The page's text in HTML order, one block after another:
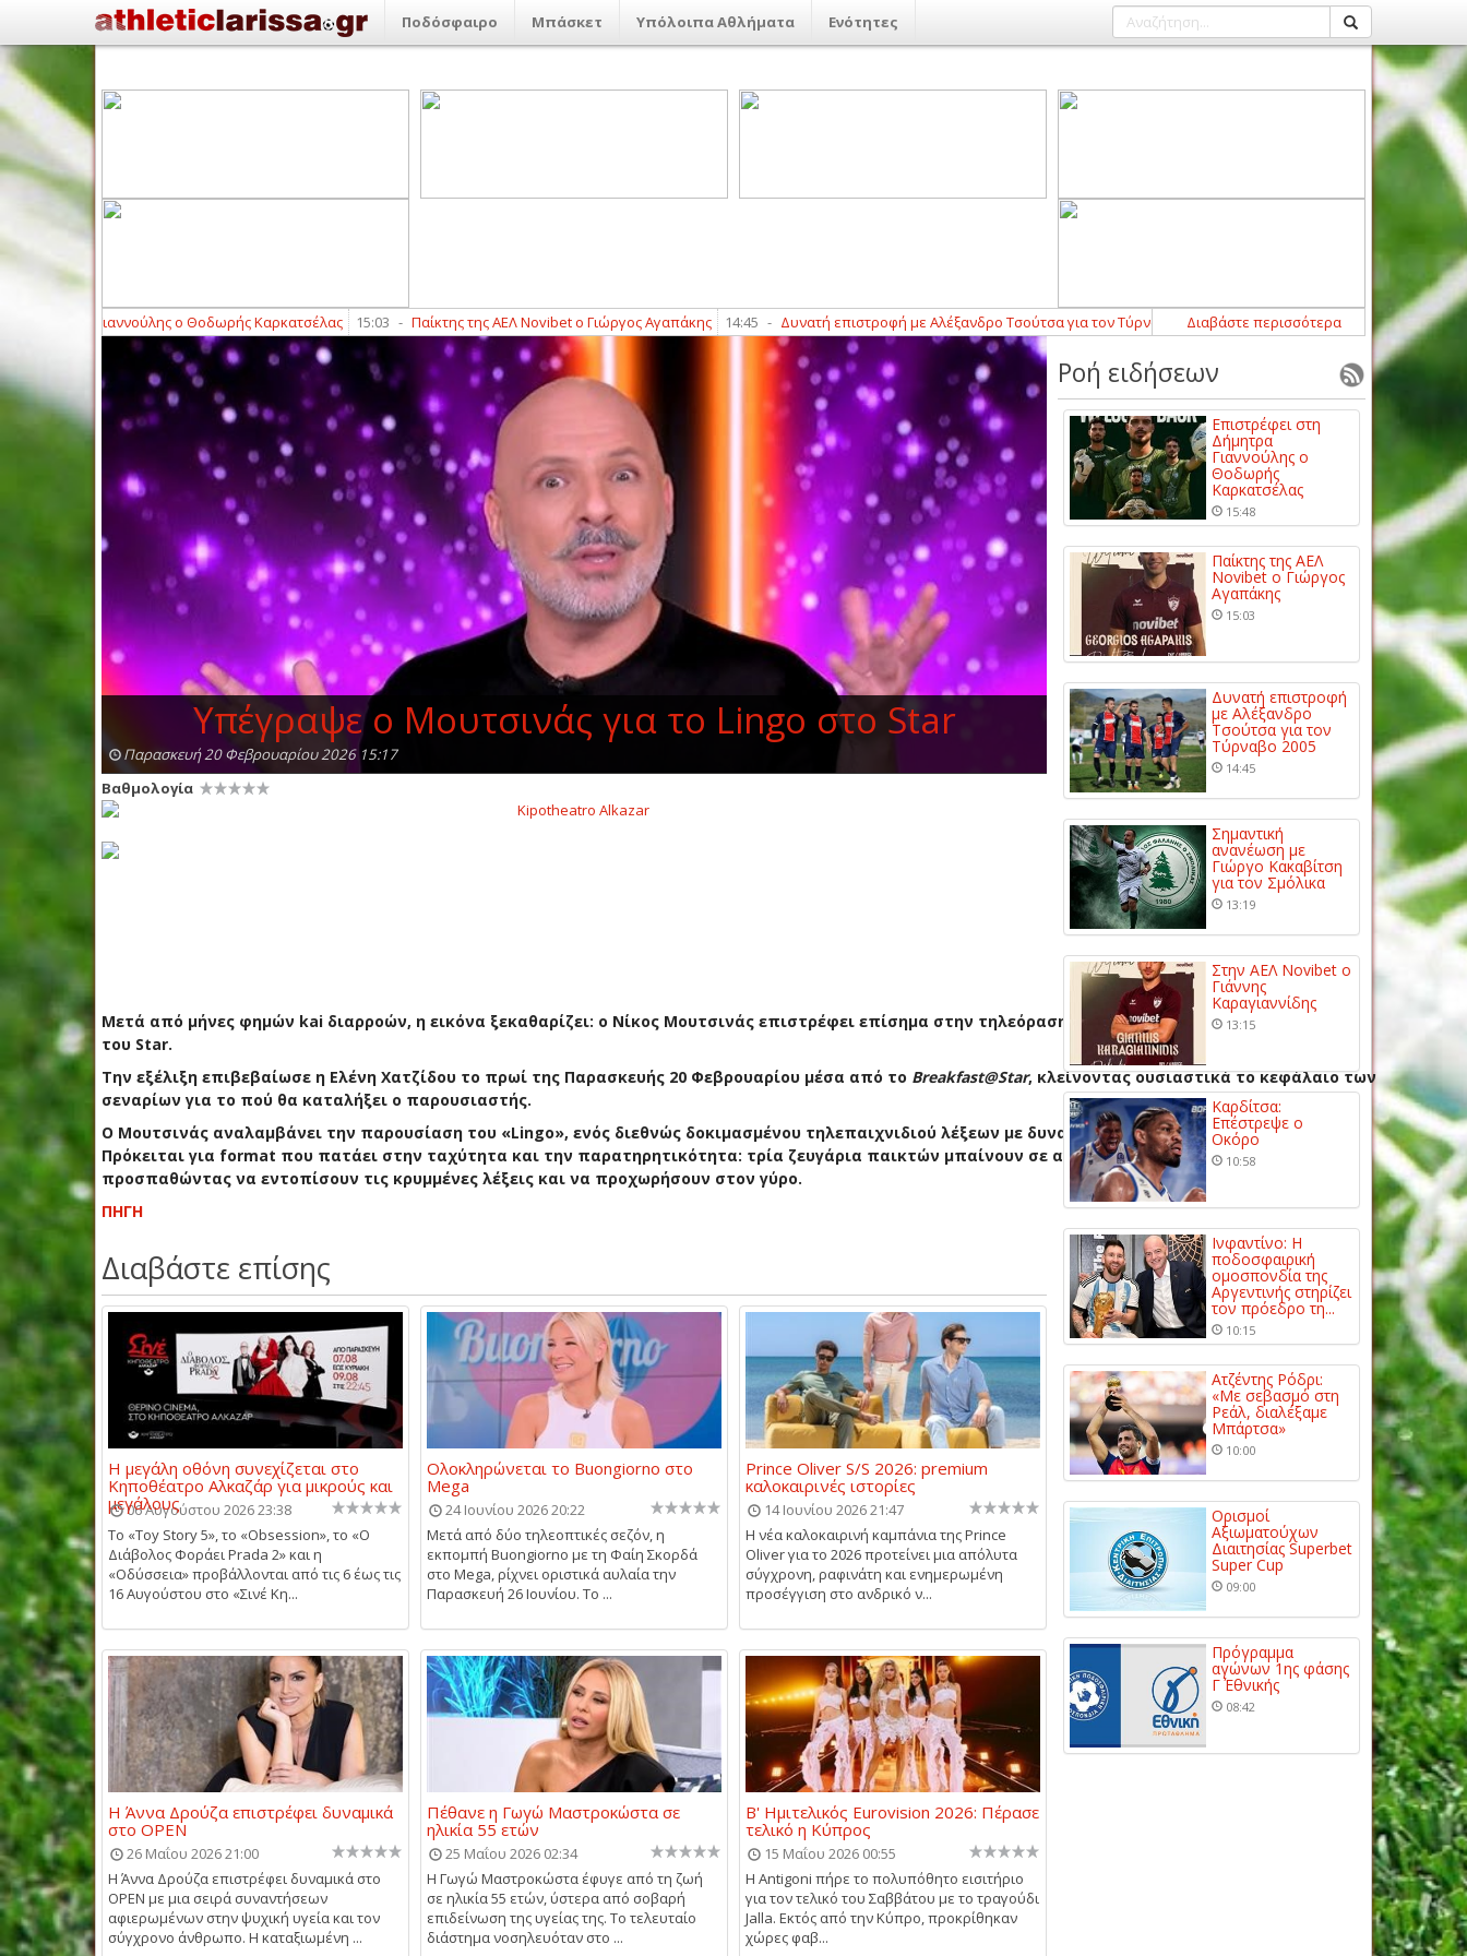
Ποδόσφαιρο Μπάσκετ Υπόλοιπα Αθλήματα Ενότητες
Γιαννούλης ο Θοδωρής Καρκατσέλας 15:03 - Παίκτης της ΑΕΛ Novibet ο Γιώργος Αγαπάκης 14:45 - Δυνατή επιστροφή με Αλέξανδρο Τσούτσα για τον Τύρναβο 2005 13:19 - Σημαντική ανανέωση με Γιώργο
Διαβάστε περισσότερα
Υπέγραψε ο Μουτσινάς για το Lingo στο Star
Παρασκευή 20 Φεβρουαρίου 2026 15:17
Βαθμολογία
Μετά από μήνες φημών kai διαρροών, η εικόνα ξεκαθαρίζει: ο Νίκος Μουτσινάς επιστρέφει επίσημα στην τηλεόραση, αυτή τη φορά από τη συχνότητα
του Star.
Την εξέλιξη επιβεβαίωσε η Ελένη Χατζίδου το πρωί της Παρασκευής 20 Φεβρουαρίου μέσα από το Breakfast@Star, κλείνοντας ουσιαστικά το κεφάλαιο των
σεναρίων για το πού θα καταλήξει ο παρουσιαστής.
Ο Μουτσινάς αναλαμβάνει την παρουσίαση του «Lingo», ενός διεθνώς δοκιμασμένου τηλεπαιχνιδιού λέξεων με δυνατή πορεία σε πολλές χώρες.
Πρόκειται για format που πατάει στην ταχύτητα και την παρατηρητικότητα: τρία ζευγάρια παικτών μπαίνουν σε αγώνα δρόμου απέναντι στον χρόνο,
προσπαθώντας να εντοπίσουν τις κρυμμένες λέξεις και να προχωρήσουν στον γύρο.
ΠΗΓΗ
Διαβάστε επίσης
Η μεγάλη οθόνη συνεχίζεται στο
Κηποθέατρο Αλκαζάρ για μικρούς και
μεγάλους
06 Αυγούστου 2026 23:38
Το «Toy Story 5», το «Obsession», το «Ο
Διάβολος Φοράει Prada 2» και η
«Οδύσσεια» προβάλλονται από τις 6 έως τις
16 Αυγούστου στο «Σινέ Κη...
Ολοκληρώνεται το Buongiorno στο
Mega
24 Ιουνίου 2026 20:22
Μετά από δύο τηλεοπτικές σεζόν, η
εκπομπή Buongiorno με τη Φαίη Σκορδά
στο Mega, ρίχνει οριστικά αυλαία την
Παρασκευή 26 Ιουνίου. Το ...
Prince Oliver S/S 2026: premium
καλοκαιρινές ιστορίες
14 Ιουνίου 2026 21:47
Η νέα καλοκαιρινή καμπάνια της Prince
Oliver για το 2026 προτείνει μια απόλυτα
σύγχρονη, ραφινάτη και ενημερωμένη
προσέγγιση στο ανδρικό ν...
Η Άννα Δρούζα επιστρέφει δυναμικά
στο OPEN
26 Μαΐου 2026 21:00
Η Άννα Δρούζα επιστρέφει δυναμικά στο
OPEN με μια σειρά συναντήσεων
αφιερωμένων στην ψυχική υγεία και τον
σύγχρονο άνθρωπο. Η καταξιωμένη ...
Πέθανε η Γωγώ Μαστροκώστα σε
ηλικία 55 ετών
25 Μαΐου 2026 02:34
Η Γωγώ Μαστροκώστα έφυγε από τη ζωή
σε ηλικία 55 ετών, ύστερα από σοβαρή
επιδείνωση της υγείας της. Το τελευταίο
διάστημα νοσηλευόταν στο ...
Β' Ημιτελικός Eurovision 2026: Πέρασε
τελικό η Κύπρος
15 Μαΐου 2026 00:55
Η Antigoni πήρε το πολυπόθητο εισιτήριο
για τον τελικό του Σαββάτου με το τραγούδι
Jalla. Εκτός από την Κύπρο, προκρίθηκαν
χώρες φαβ...
Ροή ειδήσεων
Επιστρέφει στη
Δήμητρα
Γιαννούλης ο
Θοδωρής
Καρκατσέλας
15:48
Παίκτης της ΑΕΛ
Novibet ο Γιώργος
Αγαπάκης
15:03
Δυνατή επιστροφή
με Αλέξανδρο
Τσούτσα για τον
Τύρναβο 2005
14:45
Σημαντική
ανανέωση με
Γιώργο Κακαβίτση
για τον Σμόλικα
13:19
Στην ΑΕΛ Novibet ο
Γιάννης
Καραγιαννίδης
13:15
Καρδίτσα:
Επέστρεψε ο
Οκόρο
10:58
Ινφαντίνο: Η
ποδοσφαιρική
ομοσπονδία της
Αργεντινής στηρίζει
τον πρόεδρο τη...
10:15
Ατζέντης Ρόδρι:
«Με σεβασμό στη
Ρεάλ, διαλέξαμε
Μπάρτσα»
10:00
Ορισμοί
Αξιωματούχων
Διαιτησίας Superbet
Super Cup
09:00
Πρόγραμμα
αγώνων 1ης φάσης
Γ΄ Εθνικής
08:42